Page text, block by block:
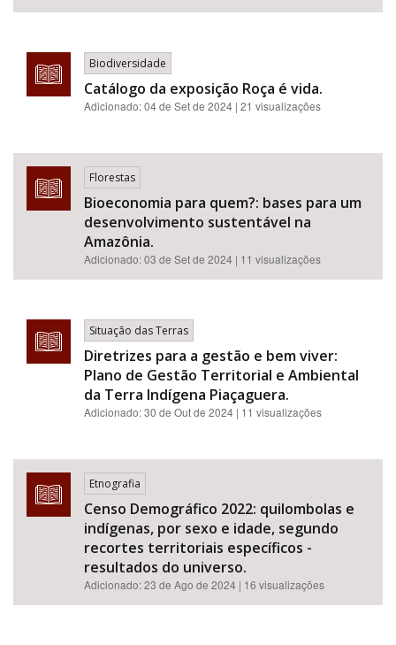
Biodiversidade
Catálogo da exposição Roça é vida.
Adicionado:04 de Set de 2024 | 21 visualizações
Florestas
Bioeconomia para quem?: bases para um
desenvolvimento sustentável na
Amazônia.
Adicionado:03 de Set de 2024 | 11 visualizações
Situação das Terras
Diretrizes para a gestão e bem viver:
Plano de Gestão Territorial e Ambiental
da Terra Indígena Piaçaguera.
Adicionado:30 de Out de 2024 | 11 visualizações
Etnografia
Censo Demográfico 2022: quilombolas e
indígenas, por sexo e idade, segundo
recortes territoriais específicos -
resultados do universo.
Adicionado:23 de Ago de 2024 | 16 visualizações